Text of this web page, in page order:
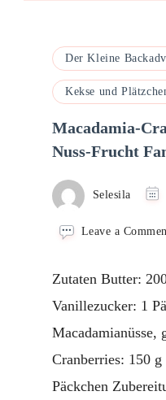
Der Kleine
Kekse und
Macadamia-
Nuss-Frucht
Selesila
Leave a
Zutaten Butter:
Vanillezucker: 1
Macadamianüsse,
Cranberries: 150
Päckchen